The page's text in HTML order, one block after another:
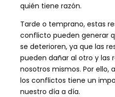
quién tiene razón.
Tarde o temprano, estas
conflicto pueden generar
se deterioren, ya que las
pueden dañar al otro y las
nosotros mismos. Por ello,
los conflictos tiene un
nuestro día a día.